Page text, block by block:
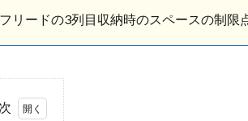
フリードの3列目収納時のスペースの制限